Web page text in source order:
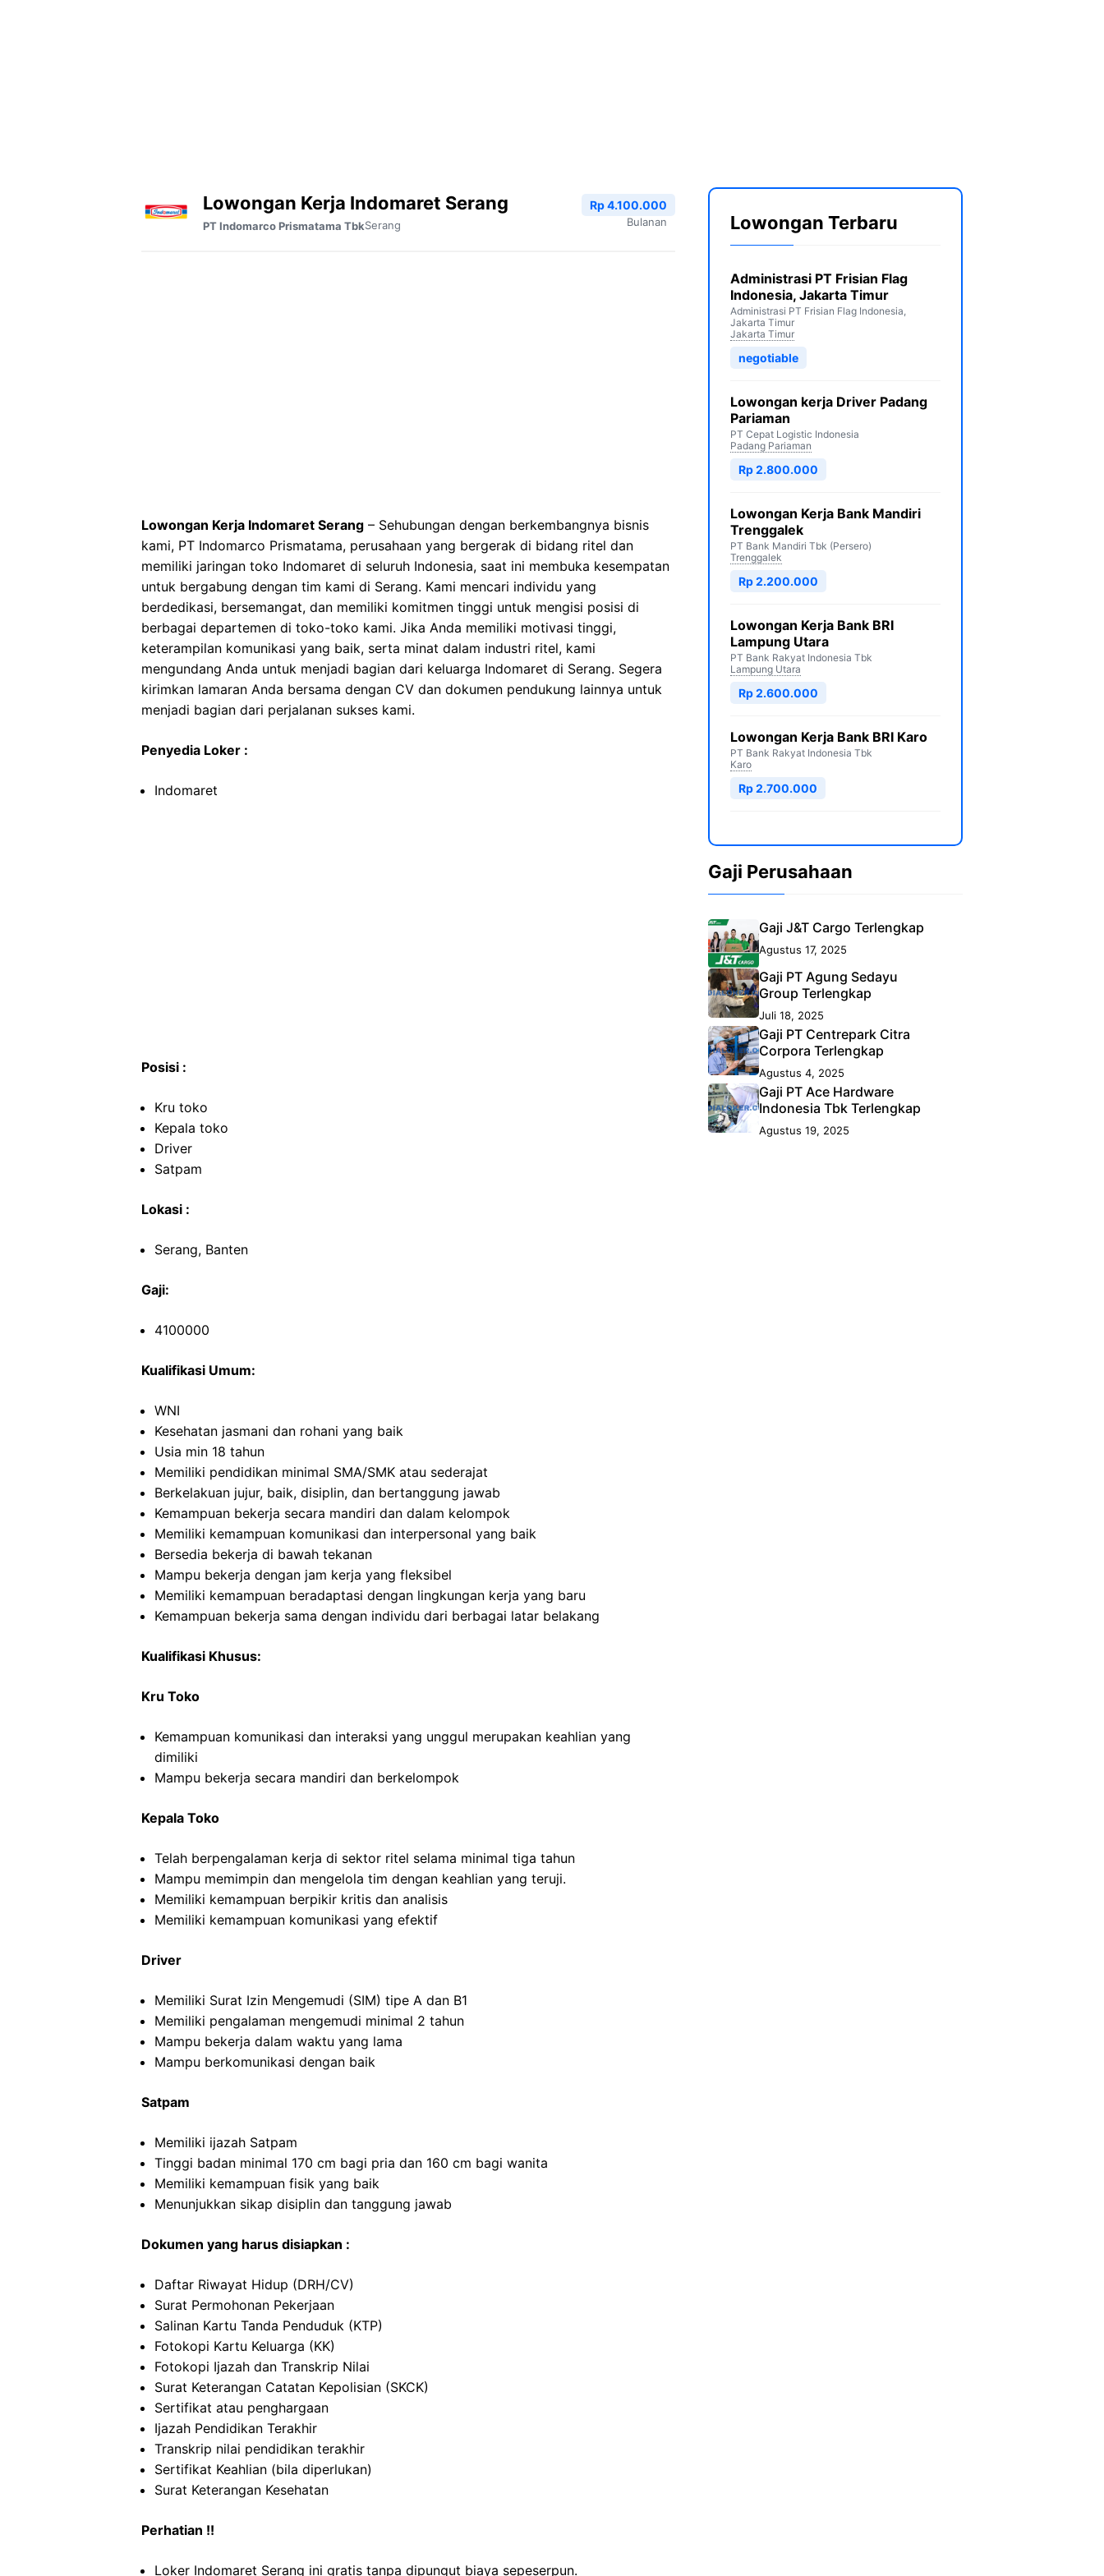
Lowongan Kerja Indomaret Serang
PT Indomarco Prismatama TbkSerang
Rp 4.100.000
Bulanan
Lowongan Kerja Indomaret Serang – Sehubungan dengan berkembangnya bisnis
kami, PT Indomarco Prismatama, perusahaan yang bergerak di bidang ritel dan
memiliki jaringan toko Indomaret di seluruh Indonesia, saat ini membuka kesempatan
untuk bergabung dengan tim kami di Serang. Kami mencari individu yang
berdedikasi, bersemangat, dan memiliki komitmen tinggi untuk mengisi posisi di
berbagai departemen di toko-toko kami. Jika Anda memiliki motivasi tinggi,
keterampilan komunikasi yang baik, serta minat dalam industri ritel, kami
mengundang Anda untuk menjadi bagian dari keluarga Indomaret di Serang. Segera
kirimkan lamaran Anda bersama dengan CV dan dokumen pendukung lainnya untuk
menjadi bagian dari perjalanan sukses kami.
Penyedia Loker :
Indomaret
Posisi :
Kru toko
Kepala toko
Driver
Satpam
Lokasi :
Serang, Banten
Gaji:
4100000
Kualifikasi Umum:
WNI
Kesehatan jasmani dan rohani yang baik
Usia min 18 tahun
Memiliki pendidikan minimal SMA/SMK atau sederajat
Berkelakuan jujur, baik, disiplin, dan bertanggung jawab
Kemampuan bekerja secara mandiri dan dalam kelompok
Memiliki kemampuan komunikasi dan interpersonal yang baik
Bersedia bekerja di bawah tekanan
Mampu bekerja dengan jam kerja yang fleksibel
Memiliki kemampuan beradaptasi dengan lingkungan kerja yang baru
Kemampuan bekerja sama dengan individu dari berbagai latar belakang
Kualifikasi Khusus:
Kru Toko
Kemampuan komunikasi dan interaksi yang unggul merupakan keahlian yang
dimiliki
Mampu bekerja secara mandiri dan berkelompok
Kepala Toko
Telah berpengalaman kerja di sektor ritel selama minimal tiga tahun
Mampu memimpin dan mengelola tim dengan keahlian yang teruji.
Memiliki kemampuan berpikir kritis dan analisis
Memiliki kemampuan komunikasi yang efektif
Driver
Memiliki Surat Izin Mengemudi (SIM) tipe A dan B1
Memiliki pengalaman mengemudi minimal 2 tahun
Mampu bekerja dalam waktu yang lama
Mampu berkomunikasi dengan baik
Satpam
Memiliki ijazah Satpam
Tinggi badan minimal 170 cm bagi pria dan 160 cm bagi wanita
Memiliki kemampuan fisik yang baik
Menunjukkan sikap disiplin dan tanggung jawab
Dokumen yang harus disiapkan :
Daftar Riwayat Hidup (DRH/CV)
Surat Permohonan Pekerjaan
Salinan Kartu Tanda Penduduk (KTP)
Fotokopi Kartu Keluarga (KK)
Fotokopi Ijazah dan Transkrip Nilai
Surat Keterangan Catatan Kepolisian (SKCK)
Sertifikat atau penghargaan
Ijazah Pendidikan Terakhir
Transkrip nilai pendidikan terakhir
Sertifikat Keahlian (bila diperlukan)
Surat Keterangan Kesehatan
Perhatian !!
Loker Indomaret Serang ini gratis tanpa dipungut biaya sepeserpun.
Lowongan Terbaru
Administrasi PT Frisian Flag
Indonesia, Jakarta Timur
Administrasi PT Frisian Flag Indonesia,
Jakarta Timur
Jakarta Timur
negotiable
Lowongan kerja Driver Padang
Pariaman
PT Cepat Logistic Indonesia
Padang Pariaman
Rp 2.800.000
Lowongan Kerja Bank Mandiri
Trenggalek
PT Bank Mandiri Tbk (Persero)
Trenggalek
Rp 2.200.000
Lowongan Kerja Bank BRI
Lampung Utara
PT Bank Rakyat Indonesia Tbk
Lampung Utara
Rp 2.600.000
Lowongan Kerja Bank BRI Karo
PT Bank Rakyat Indonesia Tbk
Karo
Rp 2.700.000
Gaji Perusahaan
Gaji J&T Cargo Terlengkap
Agustus 17, 2025
Gaji PT Agung Sedayu
Group Terlengkap
Juli 18, 2025
Gaji PT Centrepark Citra
Corpora Terlengkap
Agustus 4, 2025
Gaji PT Ace Hardware
Indonesia Tbk Terlengkap
Agustus 19, 2025